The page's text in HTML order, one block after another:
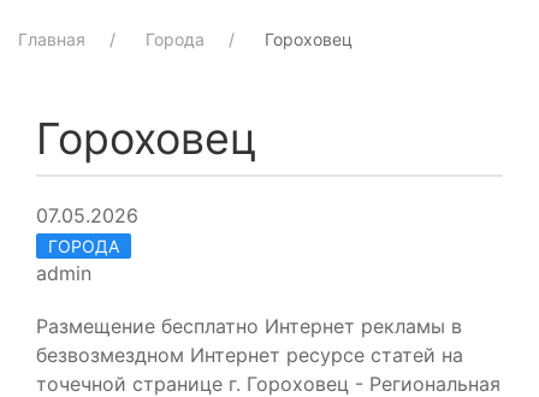
Главная Города Гороховец
Гороховец
07.05.2026
ГОРОДА
admin
Размещение бесплатно Интернет рекламы в
безвозмездном Интернет ресурсе статей на
точечной странице г. Гороховец - Региональная